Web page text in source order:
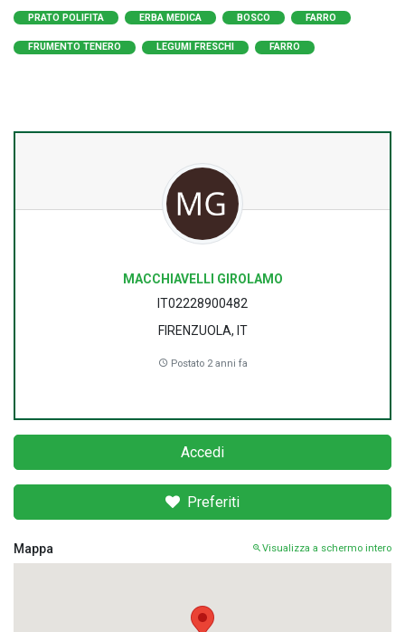
PRATO POLIFITA ERBA MEDICA BOSCO FARRO
FRUMENTO TENERO LEGUMI FRESCHI FARRO
MACCHIAVELLI GIROLAMO
IT02228900482
FIRENZUOLA, IT
Postato 2 anni fa
Accedi
Preferiti
Mappa Visualizza a schermo intero